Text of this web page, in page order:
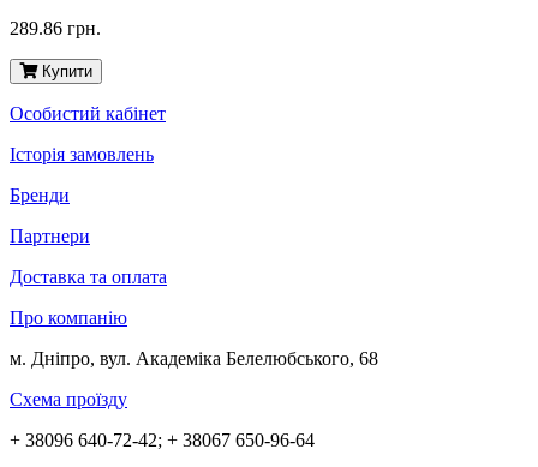
289.86 грн.
Купити
Особистий кабінет
Історія замовлень
Бренди
Партнери
Доставка та оплата
Про компанію
м. Дніпро, вул. Академіка Белелюбського, 68
Схема проїзду
+ 38096 640-72-42; + 38067 650-96-64